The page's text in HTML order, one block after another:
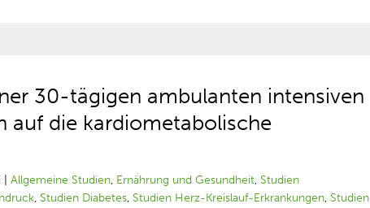
30-tägigen ambulanten intensiven
auf die kardiometabolische
|Allgemeine Studien, Ernährung und Gesundheit, Studien
, Studien Diabetes, Studien Herz-Kreislauf-Erkrankungen, Studien